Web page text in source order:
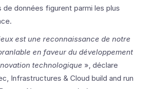
de données figurent parmi les plus
est une reconnaissance de notre
en faveur du développement
technologique », déclare
Infrastructures & Cloud build and run